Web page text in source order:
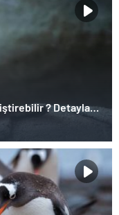
? Detaylar